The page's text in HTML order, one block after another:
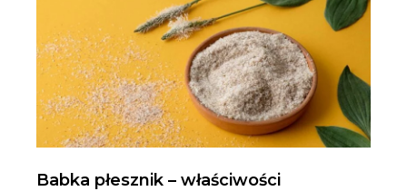
Babka płesznik – właściwości